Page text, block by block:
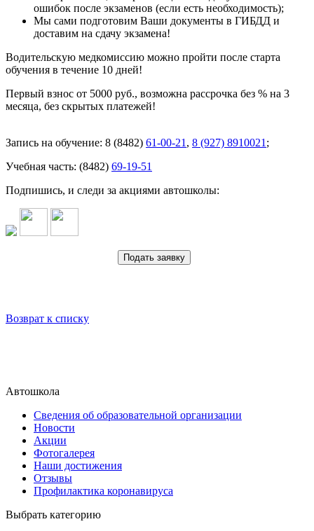
ошибок после экзаменов (если есть необходимость);
Мы сами подготовим Ваши документы в ГИБДД и
доставим на сдачу экзамена!
Водительскую медкомиссию можно пройти после старта
обучения в течение 10 дней!
Первый взнос от 5000 руб., возможна рассрочка без % на 3
месяца, без скрытых платежей!
Запись на обучение: 8 (8482) 61-00-21 , 8 (927) 8910021 ;
Учебная часть: (8482) 69-19-51
Подпишись, и следи за акциями автошколы:
Возврат к списку
Автошкола
Сведения об образовательной организации
Новости
Акции
Фотогалерея
Наши достижения
Отзывы
Профилактика коронавируса
Выбрать категорию